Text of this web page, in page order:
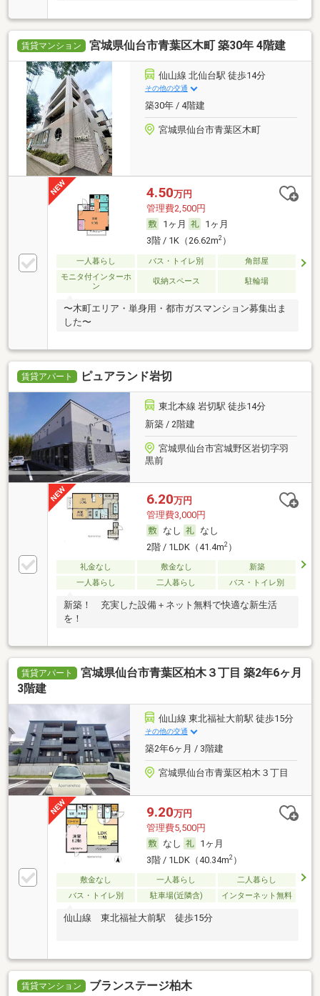
賃貸マンション 宮城県仙台市青葉区木町 築30年 4階建
仙山線 北仙台駅 徒歩14分
その他の交通
築30年 / 4階建
宮城県仙台市青葉区木町
4.50万円
管理費2,500円
1ヶ月
1ヶ月
3階 / 1K（26.62m2）
一人暮らし バス・トイレ別
角部屋
モニタ付インターホ
ン
収納スペース 駐輪場
〜木町エリア・単身用・都市ガスマンション募集出ま
した〜
賃貸アパート ピュアランド岩切
東北本線 岩切駅 徒歩14分
新築 / 2階建
宮城県仙台市宮城野区岩切字羽
黒前
6.20万円
管理費3,000円
なし
なし
2階 / 1LDK（41.4m2）
礼金なし 敷金なし
新築
一人暮らし
二人暮らし バス・トイレ別
新築！ 充実した設備＋ネット無料で快適な新生活
を！
賃貸アパート
宮城県仙台市青葉区柏木３丁目 築2年6ヶ月
3階建
仙山線 東北福祉大前駅 徒歩15分
その他の交通
築2年6ヶ月 / 3階建
宮城県仙台市青葉区柏木３丁目
9.20万円
管理費5,500円
なし
1ヶ月
3階 / 1LDK（40.34m2）
敷金なし 一人暮らし
二人暮らし
バス・トイレ別
駐車場(近隣含) インターネット無料
仙山線 東北福祉大前駅 徒歩15分
賃貸マンション ブランステージ柏木